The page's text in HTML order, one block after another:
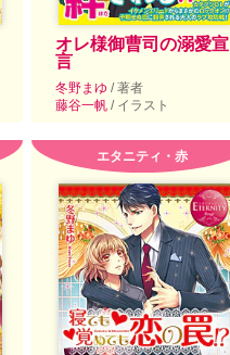
オレ様御曹司の溺愛宣
言
冬野まゆ / 著者
藤谷一帆 / イラスト
エタニティ・赤